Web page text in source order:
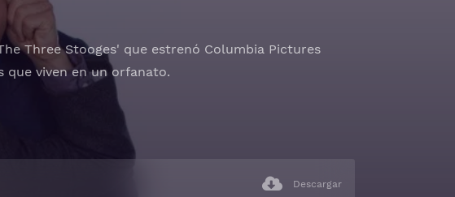
Three Stooges' que estrenó Columbia Pictures
que viven en un orfanato.
Descargar